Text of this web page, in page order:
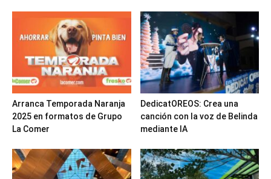
Arranca Temporada Naranja
2025 en formatos de Grupo
La Comer
DedicatOREOS: Crea una
canción con la voz de Belinda
mediante IA